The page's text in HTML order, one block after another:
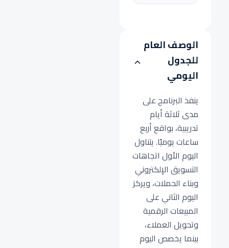
الوصف العام
للجدول
اليومي
ينفذ البرنامج على
مدى ثلاثة أيام
تدريبية، بواقع أربع
ساعات يوميًا. يتناول
اليوم الأول اتجاهات
التسويق الإلكتروني
وبناء الحملات، ويركز
اليوم الثاني على
المبيعات الرقمية
وتحويل العملاء،
بينما يخصص اليوم